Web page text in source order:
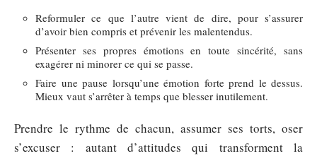
Reformuler ce que l’autre vient de dire, pour s’assurer
d’avoir bien compris et prévenir les malentendus.
Présenter ses propres émotions en toute sincérité, sans
exagérer ni minorer ce qui se passe.
Faire une pause lorsqu’une émotion forte prend le dessus.
Mieux vaut s’arrêter à temps que blesser inutilement.
Prendre le rythme de chacun, assumer ses torts, oser
s’excuser : autant d’attitudes qui transforment la